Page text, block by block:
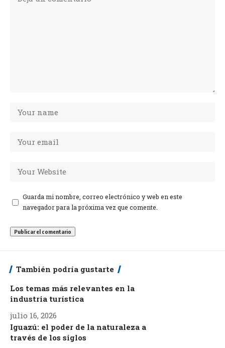
Guarda mi nombre, correo electrónico y web en este
navegador para la próxima vez que comente.
También podría gustarte
Los temas más relevantes en la
industria turística
julio 16, 2026
Iguazú: el poder de la naturaleza a
través de los siglos